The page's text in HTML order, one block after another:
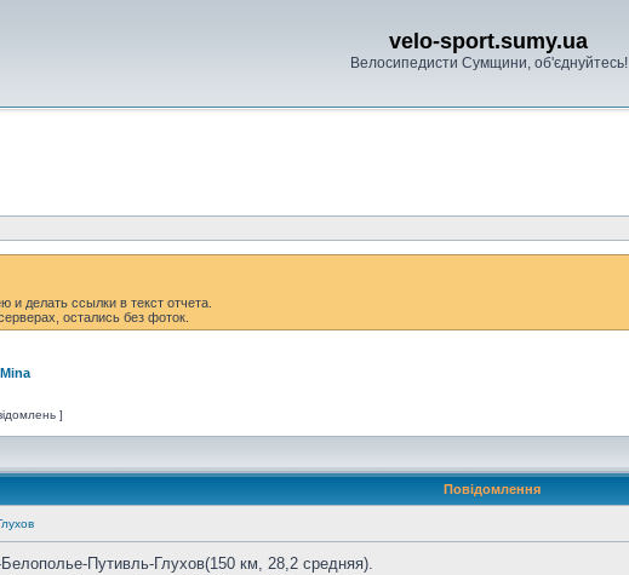
velo-sport.sumy.ua
Велосипедисти Сумщини, об'єднуйтесь!
и делать ссылки в текст отчета.
остались без фоток.
Mina
]
Повідомлення
Путивль-Глухов(150 км, 28,2 средняя).